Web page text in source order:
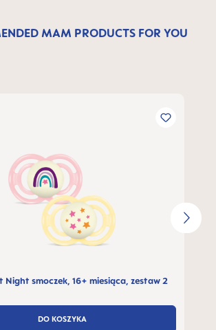
MAM PRODUCTS FOR YOU
Night smoczek, 16+ miesiąca, zestaw 2
DO KOSZYKA